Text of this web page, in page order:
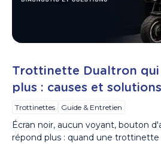
Trottinette Dualtron qui
plus : causes et solutions
Trottinettes Guide & Entretien
Écran noir, aucun voyant, bouton
répond plus : quand une